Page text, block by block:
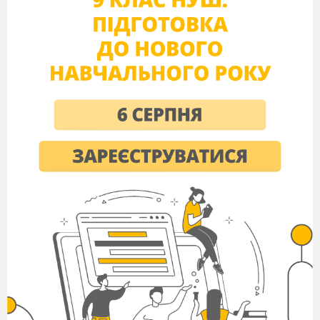
«МІЖНАРОДНІ ВІДНОСИНИ В 1871-1900
рр.»
9 КЛАС (ВСЕСВІТНЯ ІСТОРІЯ)
ІІ ВАРІАНТ
Дата: ___________
Клас: _________
Прізвище, ім’я:
___________________________
Виберіть правильний варіант відповіді.
1. Укажіть роки оформлення російсько-